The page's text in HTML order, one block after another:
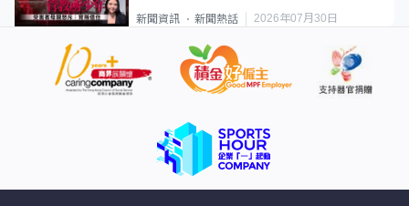
要保護其他人
新聞資訊 新聞熱話 2026年07月30日